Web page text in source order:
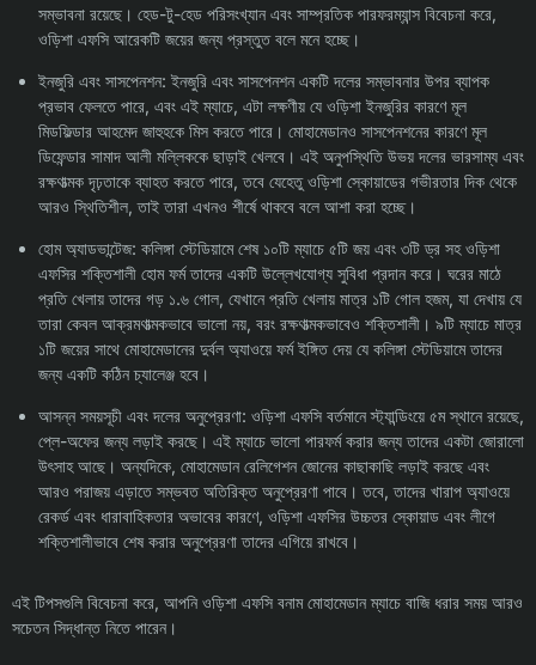
সম্ভাবনা রয়েছে। হেড-টু-হেড পরিসংখ্যান এবং সাম্প্রতিক পারফরম্যান্স বিবেচনা করে,
ওড়িশা এফসি আরেকটি জয়ের জন্য প্রস্তুত বলে মনে হচ্ছে।
ইনজুরি এবং সাসপেনশন: ইনজুরি এবং সাসপেনশন একটি দলের সম্ভাবনার উপর ব্যাপক
প্রভাব ফেলতে পারে, এবং এই ম্যাচে, এটা লক্ষণীয় যে ওড়িশা ইনজুরির কারণে মূল
মিডফিল্ডার আহমেদ জাহুহকে মিস করতে পারে। মোহামেডানও সাসপেনশনের কারণে মূল
ডিফেন্ডার সামাদ আলী মল্লিককে ছাড়াই খেলবে। এই অনুপস্থিতি উভয় দলের ভারসাম্য এবং
রক্ষণাত্মক দৃঢ়তাকে ব্যাহত করতে পারে, তবে যেহেতু ওড়িশা স্কোয়াডের গভীরতার দিক থেকে
আরও স্থিতিশীল, তাই তারা এখনও শীর্ষে থাকবে বলে আশা করা হচ্ছে।
হোম অ্যাডভান্টেজ: কলিঙ্গা স্টেডিয়ামে শেষ ১০টি ম্যাচে ৫টি জয় এবং ৩টি ড্র সহ ওড়িশা
এফসির শক্তিশালী হোম ফর্ম তাদের একটি উল্লেখযোগ্য সুবিধা প্রদান করে। ঘরের মাঠে
প্রতি খেলায় তাদের গড় ১.৬ গোল, যেখানে প্রতি খেলায় মাত্র ১টি গোল হজম, যা দেখায় যে
তারা কেবল আক্রমণাত্মকভাবে ভালো নয়, বরং রক্ষণাত্মকভাবেও শক্তিশালী। ৯টি ম্যাচে মাত্র
১টি জয়ের সাথে মোহামেডানের দুর্বল অ্যাওয়ে ফর্ম ইঙ্গিত দেয় যে কলিঙ্গা স্টেডিয়ামে তাদের
জন্য একটি কঠিন চ্যালেঞ্জ হবে।
আসন্ন সময়সূচী এবং দলের অনুপ্রেরণা: ওড়িশা এফসি বর্তমানে স্ট্যান্ডিংয়ে ৫ম স্থানে রয়েছে,
প্লে-অফের জন্য লড়াই করছে। এই ম্যাচে ভালো পারফর্ম করার জন্য তাদের একটা জোরালো
উৎসাহ আছে। অন্যদিকে, মোহামেডান রেলিগেশন জোনের কাছাকাছি লড়াই করছে এবং
আরও পরাজয় এড়াতে সম্ভবত অতিরিক্ত অনুপ্রেরণা পাবে। তবে, তাদের খারাপ অ্যাওয়ে
রেকর্ড এবং ধারাবাহিকতার অভাবের কারণে, ওড়িশা এফসির উচ্চতর স্কোয়াড এবং লীগে
শক্তিশালীভাবে শেষ করার অনুপ্রেরণা তাদের এগিয়ে রাখবে।
এই টিপসগুলি বিবেচনা করে, আপনি ওড়িশা এফসি বনাম মোহামেডান ম্যাচে বাজি ধরার সময় আরও
সচেতন সিদ্ধান্ত নিতে পারেন।